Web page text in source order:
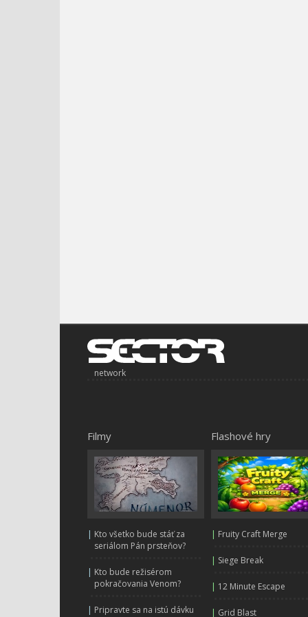
network
Filmy
| Kto všetko bude stáť za
seriálom Pán prsteňov?
| Kto bude režisérom
pokračovania Venom?
| Pripravte sa na istú dávku
Flashové hry
| Fruity Craft Merge
| Siege Break
| 12 Minute Escape
| Grid Blast